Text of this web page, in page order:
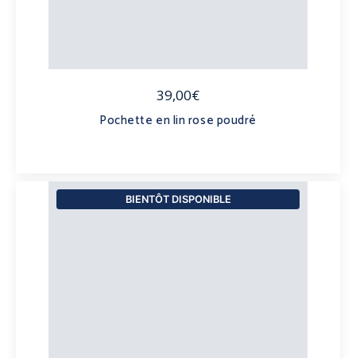
39,00€
Pochette en lin rose poudré
BIENTÔT DISPONIBLE